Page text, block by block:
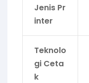
Jenis Pr
inter
Teknolo
gi Ceta
k